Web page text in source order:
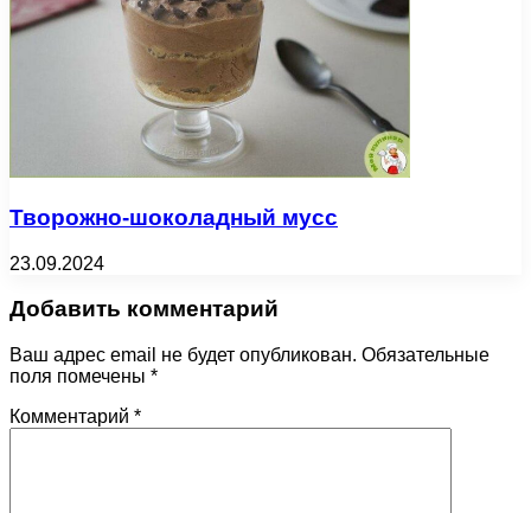
Творожно-шоколадный мусс
23.09.2024
Добавить комментарий
Ваш адрес email не будет опубликован. Обязательные
поля помечены *
Комментарий *